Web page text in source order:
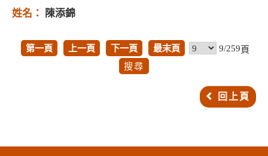
陳添錦
第一頁 上一頁 下一頁 最末頁 9/259頁
回上頁